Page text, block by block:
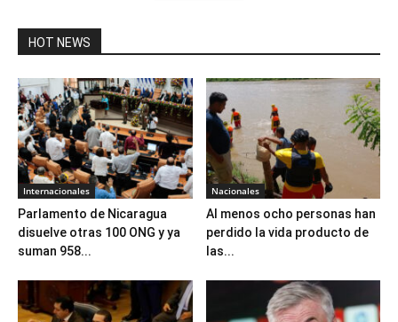
HOT NEWS
Internacionales
Parlamento de Nicaragua
disuelve otras 100 ONG y ya
suman 958...
Nacionales
Al menos ocho personas han
perdido la vida producto de
las...